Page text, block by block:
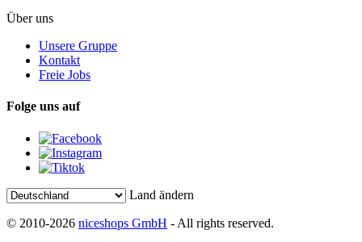
Über uns
Unsere Gruppe
Kontakt
Freie Jobs
Folge uns auf
Land ändern
© 2010-2026 niceshops GmbH - All rights reserved.